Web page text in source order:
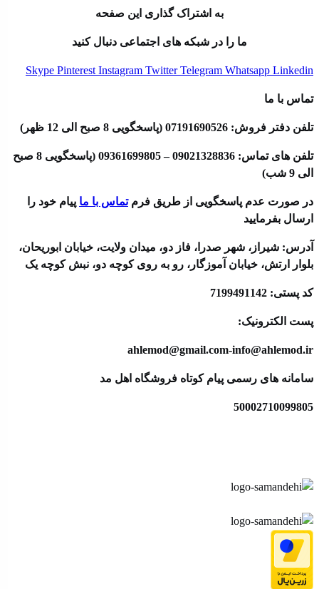
به اشتراک گذاری این صفحه
ما را در شبکه های اجتماعی دنبال کنید
Skype Pinterest Instagram Twitter Telegram Whatsapp Linkedin
تماس با ما
تلفن دفتر فروش: 07191690526 (پاسخگویی 8 صبح الی 12 ظهر)
تلفن های تماس: 09021328836 – 09361699805 (پاسخگویی 8 صبح
الی 9 شب)
در صورت عدم پاسخگویی از طریق فرم تماس با ماپیام خود را
ارسال بفرمایید
آدرس: شیراز، شهر صدرا، فاز دو، میدان ولایت، خیابان ابوریحان،
بلوار ارتش، خیابان آموزگار، رو به روی کوچه دو، نبش کوچه یک
کد پستی: 7199491142
پست الکترونیک:
ahlemod@gmail.com-info@ahlemod.ir​
سامانه های رسمی پیام کوتاه فروشگاه اهل مد
50002710099805